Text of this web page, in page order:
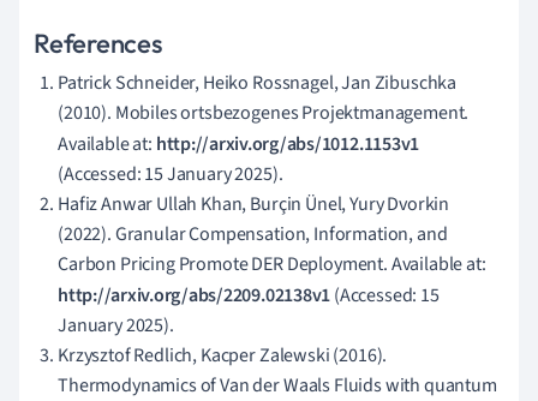
References
Patrick Schneider, Heiko Rossnagel, Jan Zibuschka
(2010). Mobiles ortsbezogenes Projektmanagement.
Available at: http://arxiv.org/abs/1012.1153v1
(Accessed: 15 January 2025).
Hafiz Anwar Ullah Khan, Burçin Ünel, Yury Dvorkin
(2022). Granular Compensation, Information, and
Carbon Pricing Promote DER Deployment. Available at:
http://arxiv.org/abs/2209.02138v1(Accessed: 15
January 2025).
Krzysztof Redlich, Kacper Zalewski (2016).
Thermodynamics of Van der Waals Fluids with quantum